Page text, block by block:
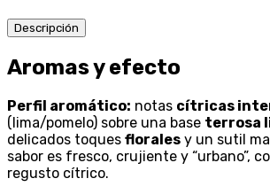
Descripción
Aromas y efecto
Perfil aromático: notas cítricas
(lima/pomelo) sobre una base terrosa
delicados toques florales y un sutil
sabor es fresco, crujiente y “urbano”,
regusto cítrico.